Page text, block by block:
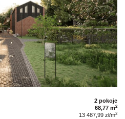
2 pokoje
68,77 m2
13 487,99 zł/m2